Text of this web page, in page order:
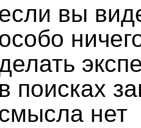
вы
в поисках
нет